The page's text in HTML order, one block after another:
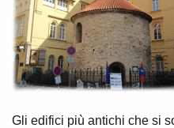
Gli edifici più antichi che si